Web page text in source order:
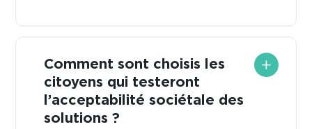
Comment sont choisis les
citoyens qui testeront
l’acceptabilité sociétale des
solutions ?